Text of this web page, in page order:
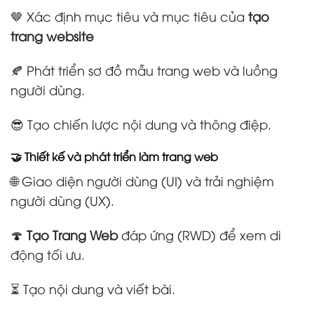
🤎 Xác định mục tiêu và mục tiêu của tạo
trang website
🍂 Phát triển sơ đồ mẫu trang web và luồng
người dùng.
😎 Tạo chiến lược nội dung và thông điệp.
🤝 Thiết kế và phát triển làm trang web
🌐 Giao diện người dùng (UI) và trải nghiệm
người dùng (UX).
🍄 Tạo Trang Webđáp ứng (RWD) để xem di
động tối ưu.
⏳ Tạo nội dung và viết bài.